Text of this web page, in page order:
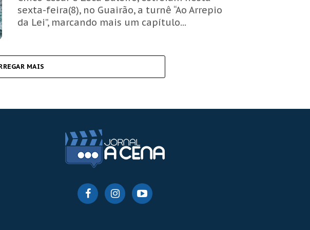
sexta-feira(8), no Guairão, a turnê “Ao Arrepio
da Lei”, marcando mais um capítulo...
MAIS